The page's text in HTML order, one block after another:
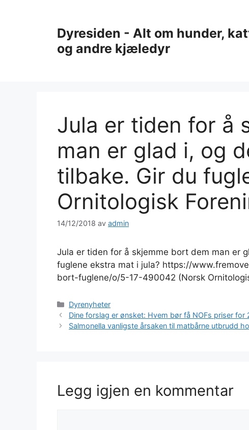
Dyresiden - Alt om hunder,
og andre kjæledyr
Jula er tiden for å
man er glad i, og
tilbake. Gir du
Ornitologisk
14/12/2018 av admin
Jula er tiden for å skjemme bort dem man er
fuglene ekstra mat i jula? https://
bort-fuglene/o/5-17-490042 (Norsk
Kategorier
Dyrenyheter
Dine forslag er ønsket: Hvem bør få NOFs priser for
Salmonella vanligste årsaken til matbårne utbrudd
Legg igjen en kommentar